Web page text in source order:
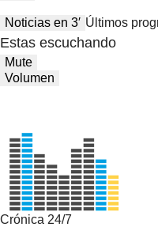
Noticias en 3′ Últimos
Estas escuchando
Mute
Volumen
Crónica 24/7